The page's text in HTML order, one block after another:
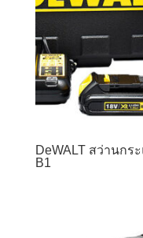
DeWALT สว่านกร
B1